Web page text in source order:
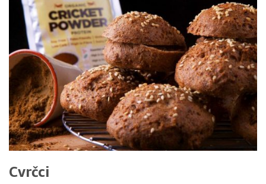
Cvrčci